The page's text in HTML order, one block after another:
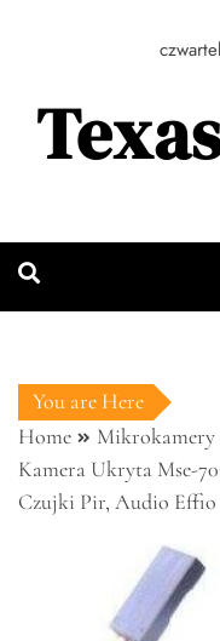
You are Here
Home
Mikrokamery
Kamera Ukryta Mse-
Czujki Pir, Audio Effio